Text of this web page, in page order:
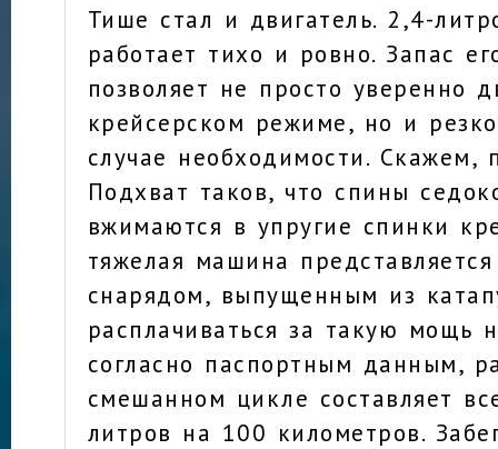
Тише стал и двигатель. 2,4-
работает тихо и ровно. Запас
позволяет не просто уверенно
крейсерском режиме, но и
случае необходимости. Скажем,
Подхват таков, что спины
вжимаются в упругие спинки
тяжелая машина
снарядом, выпущенным из
расплачиваться за такую мощь
согласно паспортным данным,
смешанном цикле составляет
литров на 100 километров.